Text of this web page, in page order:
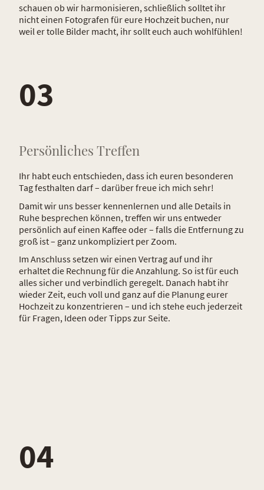
schauen ob wir harmonisieren, schließlich solltet ihr
nicht einen Fotografen für eure Hochzeit buchen, nur
weil er tolle Bilder macht, ihr sollt euch auch wohlfühlen!
03
Persönliches Treffen
Ihr habt euch entschieden, dass ich euren besonderen
Tag festhalten darf – darüber freue ich mich sehr!
Damit wir uns besser kennenlernen und alle Details in
Ruhe besprechen können, treffen wir uns entweder
persönlich auf einen Kaffee oder – falls die Entfernung zu
groß ist – ganz unkompliziert per Zoom.
Im Anschluss setzen wir einen Vertrag auf und ihr
erhaltet die Rechnung für die Anzahlung. So ist für euch
alles sicher und verbindlich geregelt. Danach habt ihr
wieder Zeit, euch voll und ganz auf die Planung eurer
Hochzeit zu konzentrieren – und ich stehe euch jederzeit
für Fragen, Ideen oder Tipps zur Seite.
04